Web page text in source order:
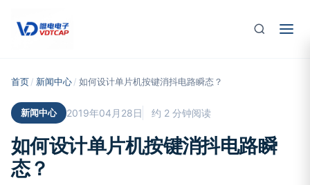
首页 / 新闻中心 / 如何设计单片机按键消抖电路瞬态？
新闻中心 2019年04月28日 约 2 分钟阅读
如何设计单片机按键消抖电路瞬
态？